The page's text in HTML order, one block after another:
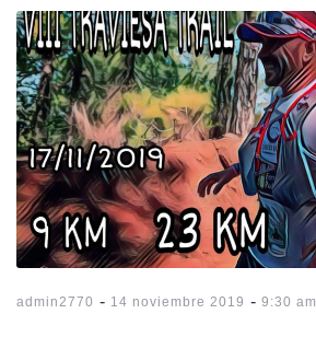
admin2770 - 14 noviembre 2019 - 9:30 am